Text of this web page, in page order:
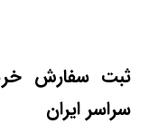
ثبت سفارش
سراسر ایران